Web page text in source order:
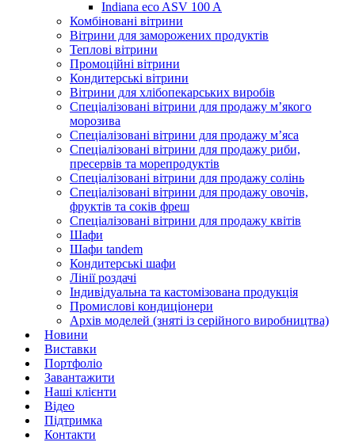
Indiana eco ASV 100 A
Комбіновані вітрини
Вітрини для заморожених продуктів
Теплові вітрини
Промоційні вітрини
Кондитерські вітрини
Вітрини для хлібопекарських виробів
Спеціалізовані вітрини для продажу м’якого
морозива
Спеціалізовані вітрини для продажу м’яса
Спеціалізовані вітрини для продажу риби,
пресервів та морепродуктів
Спеціалізовані вітрини для продажу солінь
Спеціалізовані вітрини для продажу овочів,
фруктів та соків фреш
Спеціалізовані вітрини для продажу квітів
Шафи
Шафи tandem
Кондитерські шафи
Лінії роздачі
Індивідуальна та кастомізована продукція
Промислові кондиціонери
Архів моделей (зняті із серійного виробництва)
Новини
Виставки
Портфоліо
Завантажити
Наші клієнти
Відео
Підтримка
Контакти